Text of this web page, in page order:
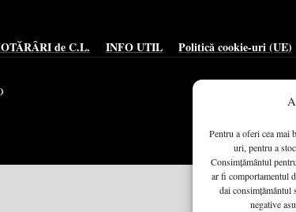
Pentru a oferi cea mai
uri, pentru a
Consimțământul
ar fi comportamentul
dai consimțământul
negative
de C.L. INFO UTIL Politică cookie-uri (UE)